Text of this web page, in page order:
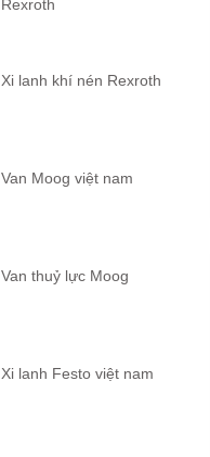
Rexroth
Xi lanh khí nén Rexroth
Van Moog việt nam
Van thuỷ lực Moog
Xi lanh Festo việt nam